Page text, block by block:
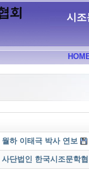
시조
월하 이태극 박사 연보
사단법인 한국시조문학